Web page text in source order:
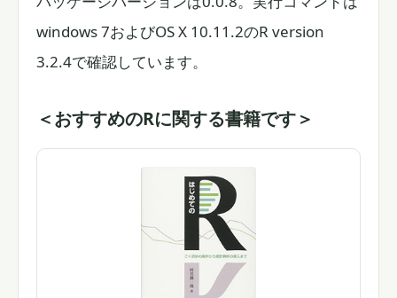
windows 7およびOS X 10.11.2のR version
3.2.4で確認しています。
＜おすすめのRに関する書籍です＞